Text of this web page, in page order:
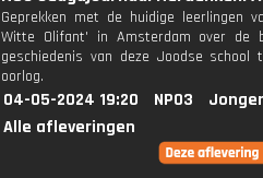
Geprekken met de huidige leerlingen
Witte Olifant' in Amsterdam over de
geschiedenis van deze Joodse school
oorlog.
04-05-2024 19:20 NPO3
Alle afleveringen